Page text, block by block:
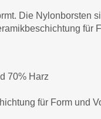
Die Nylonborsten
für
70% Harz
für Form und